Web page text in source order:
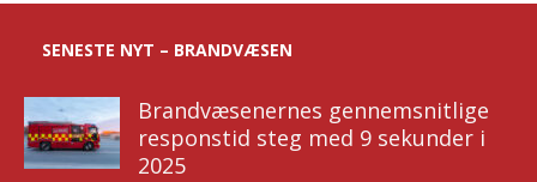
SENESTE NYT – BRANDVÆSEN
Brandvæsenernes gennemsnitlige
responstid steg med 9 sekunder i
2025